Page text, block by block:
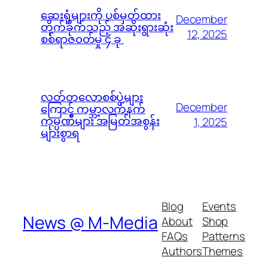
ဆေးရုံများကို ပစ်မှတ်ထား
တိုက်ခိုက်သည့် အဆိုးရွားဆုံး
စစ်ရာဇ၀တ်မှု ၄ ခု
December
12, 2025
လတ်တလောစစ်ပွဲများ
ကြောင့် ကမ္ဘာ့လက်နက်
ကုမ္ပဏီများ အမြတ်အစွန်း
များစွာရ
December
1, 2025
News @ M-Media
Blog
About
FAQs
Authors
Events
Shop
Patterns
Themes